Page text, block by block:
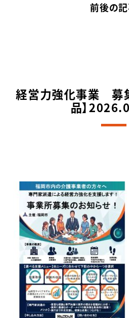
前後の
経営力強化事業 募
品】